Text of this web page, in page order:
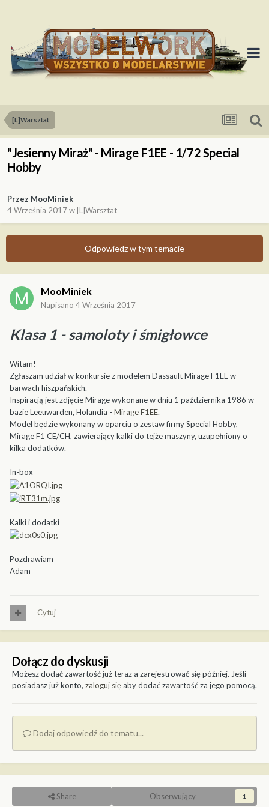
[L]Warsztat
"Jesienny Miraż" - Mirage F1EE - 1/72 Special
Hobby
Przez MooMiniek
4 Września 2017w [L]Warsztat
Odpowiedz w tym temacie
MooMiniek
Napisano 4 Września 2017
Klasa 1 - samoloty i śmigłowce
Witam!
Zgłaszam udział w konkursie z modelem Dassault Mirage F1EE w
barwach hiszpańskich.
Inspiracją jest zdjęcie Mirage wykonane w dniu 1 października 1986 w
bazie Leeuwarden, Holandia - Mirage F1EE.
Model będzie wykonany w oparciu o zestaw firmy Special Hobby,
Mirage F1 CE/CH, zawierający kalki do tejże maszyny, uzupełniony o
kilka dodatków.
In-box
Kalki i dodatki
Pozdrawiam
Adam
Cytuj
Dołącz do dyskusji
Możesz dodać zawartość już teraz a zarejestrować się później. Jeśli
posiadasz już konto, zaloguj sięaby dodać zawartość za jego pomocą.
Dodaj odpowiedź do tematu...
Share Obserwujący 1